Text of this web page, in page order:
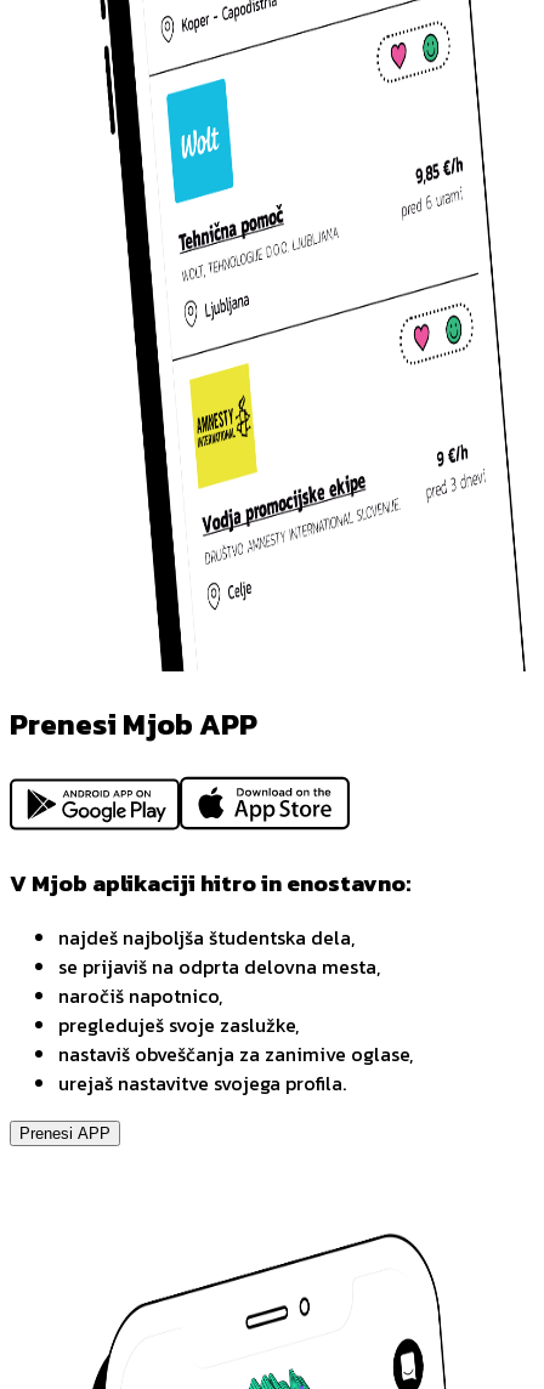
Prenesi Mjob APP
V Mjob aplikaciji hitro in enostavno:
najdeš najboljša študentska dela,
se prijaviš na odprta delovna mesta,
naročiš napotnico,
pregleduješ svoje zaslužke,
nastaviš obveščanja za zanimive oglase,
urejaš nastavitve svojega profila.
Prenesi APP